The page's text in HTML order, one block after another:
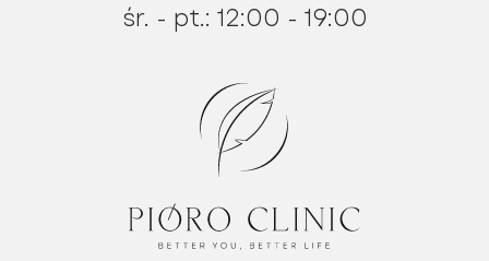
śr. - pt.: 12:00 - 19:00